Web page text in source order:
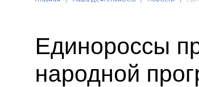
Единороссы
народной